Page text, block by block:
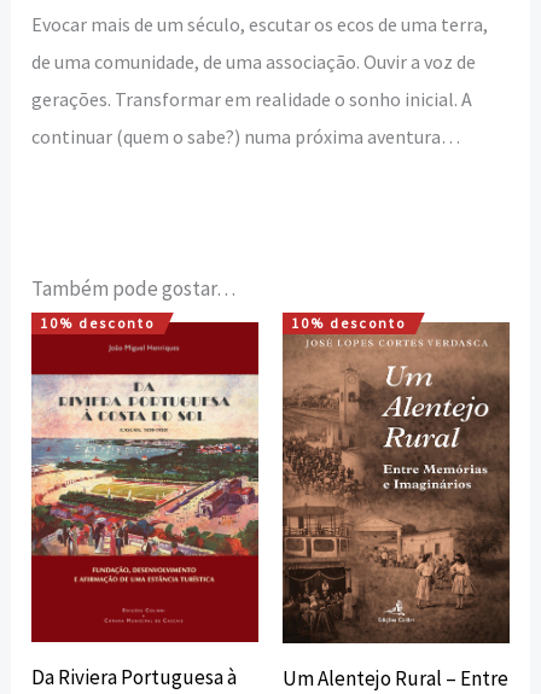
Evocar mais de um século, escutar os ecos de uma terra,
de uma comunidade, de uma associação. Ouvir a voz de
gerações. Transformar em realidade o sonho inicial. A
continuar (quem o sabe?) numa próxima aventura…
Também pode gostar…
10% desconto
Da Riviera Portuguesa à
O
preço
original
era:
25,00 €.
O
preço
atual
é:
22,50 €.
10% desconto
Um Alentejo Rural – Entre
O
preço
original
era:
12,00 €.
O
atual
é:
10,80 €.